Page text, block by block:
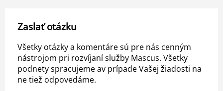
Zaslať otázku
Všetky otázky a komentáre sú pre nás cenným
nástrojom pri rozvíjaní služby Mascus. Všetky
podnety spracujeme av prípade Vašej žiadosti na
ne tiež odpovedáme.